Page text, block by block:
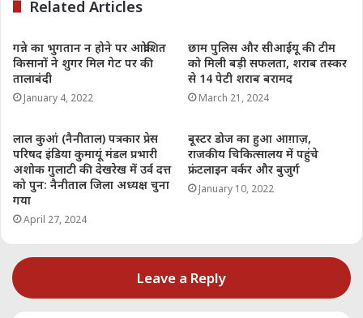
Related Articles
गन्ने का भुगतान न होने पर आक्रोशित
किसानों ने शुगर मिल गेट पर की
तालाबंदी
January 4, 2022
छाम पुलिस और सीआईयू की टीम
को मिली बड़ी सफलता, शराब तस्कर
से 14 पेटी शराब बरामद
March 21, 2024
लाल कुआं (नैनीताल) पत्रकार प्रेस
परिषद इंडिया कुमायूं मंडल प्रभारी
अशोक गुलाटी की देखरेख में उर्व दत्त
को पुन: नैनीताल जिला अध्यक्ष चुना
गया
April 27, 2024
बूस्टर डोज का हुआ आग़ाज़,
राजकीय चिकित्सालय में पहुंचे
फ्रंटलाइन वर्कर और बुजुर्ग
January 10, 2022
Leave a Reply